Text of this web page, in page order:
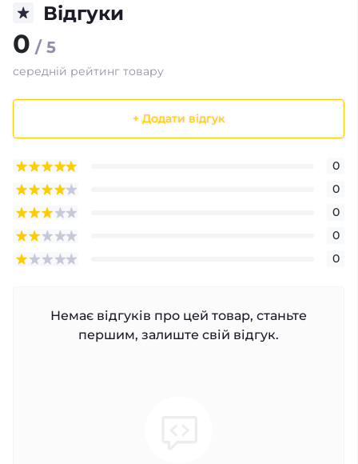
Відгуки
0 / 5
середній рейтинг товару
+ Додати відгук
0
0
0
0
0
Немає відгуків про цей товар, станьте
першим, залиште свій відгук.